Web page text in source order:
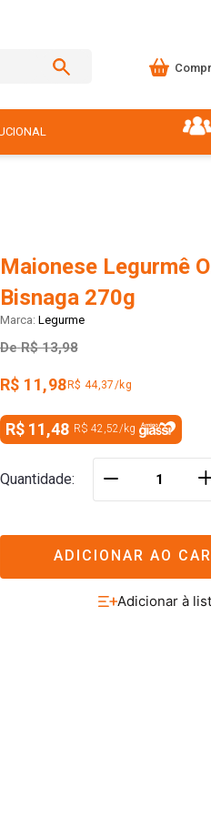
Maionese Legurmê
Bisnaga 270g
Legurme
De R$ 13,98
R$ 11,98R$ 44,37/kg
R$ 11,48 R$ 42,52/kg
Quantidade
ADICIONAR AO